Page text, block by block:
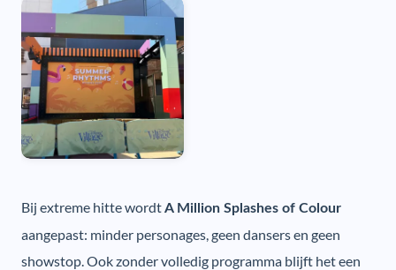
Bij extreme hitte wordtA Million Splashes of Colour
aangepast: minder personages, geen dansers en geen
showstop. Ook zonder volledig programma blijft het een